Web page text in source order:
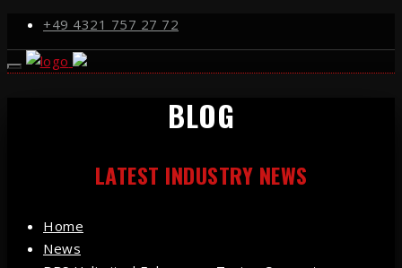
+49 4321 757 27 72
BLOG
LATEST INDUSTRY NEWS
Home
News